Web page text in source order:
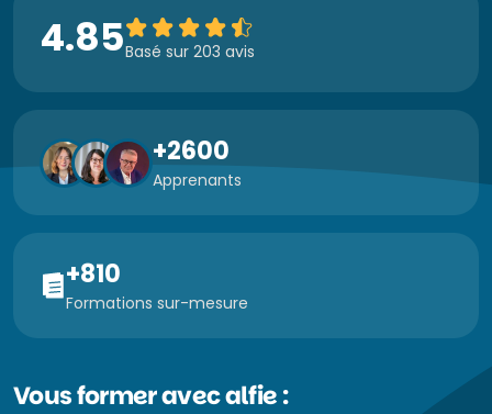
4.85Basé sur 203 avis
+2600
Apprenants
+810
Formations sur-mesure
Vous former avec alfie :